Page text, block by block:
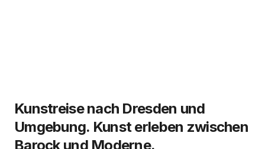
Kunstreise nach Dresden und
Umgebung. Kunst erleben zwischen
Barock und Moderne.